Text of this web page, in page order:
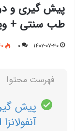
پیش گیری و
طب سنتی +
۱۴۰۲-۰۷-۳۰ ۰
فهرست محتوا
پیش